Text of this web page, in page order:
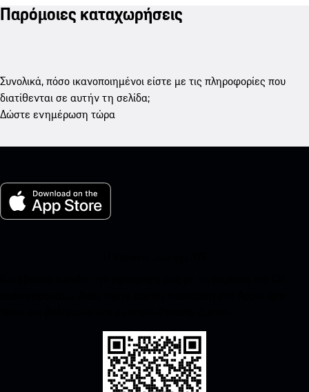
Παρόμοιες καταχωρήσεις
Συνολικά, πόσο ικανοποιημένοι είστε με τις πληροφορίες που
διατίθενται σε αυτήν τη σελίδα;
Δώστε ενημέρωση τώρα